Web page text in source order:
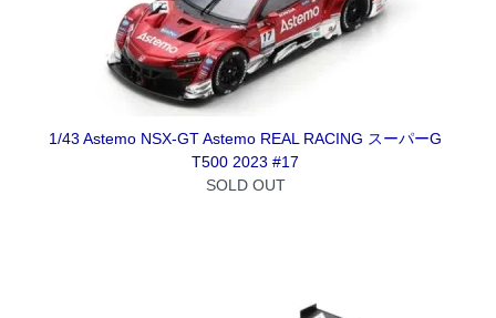
1/43 Astemo NSX-GT Astemo REAL RACING スーパーG
T500 2023 #17
SOLD OUT